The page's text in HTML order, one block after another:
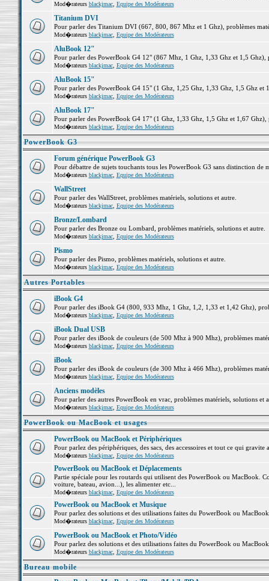
Mod�rateurs blackjmac, Equipe des Modérateurs
Titanium DVI
Pour parler des Titanium DVI (667, 800, 867 Mhz et 1 Ghz), problèmes
Mod�rateurs blackjmac, Equipe des Modérateurs
AluBook 12"
Pour parler des PowerBook G4 12" (867 Mhz, 1 Ghz, 1,33 Ghz et 1,5 Ghz),
Mod�rateurs blackjmac, Equipe des Modérateurs
AluBook 15"
Pour parler des PowerBook G4 15" (1 Ghz, 1,25 Ghz, 1,33 Ghz, 1,5 Ghz et
Mod�rateurs blackjmac, Equipe des Modérateurs
AluBook 17"
Pour parler des PowerBook G4 17" (1 Ghz, 1,33 Ghz, 1,5 Ghz et 1,67 Ghz),
Mod�rateurs blackjmac, Equipe des Modérateurs
PowerBook G3
Forum générique PowerBook G3
Pour débattre de sujets touchants tous les PowerBook G3 sans distinction de
Mod�rateurs blackjmac, Equipe des Modérateurs
WallStreet
Pour parler des WallStreet, problèmes matériels, solutions et autre.
Mod�rateurs blackjmac, Equipe des Modérateurs
Bronze/Lombard
Pour parler des Bronze ou Lombard, problèmes matériels, solutions et autre.
Mod�rateurs blackjmac, Equipe des Modérateurs
Pismo
Pour parler des Pismo, problèmes matériels, solutions et autre.
Mod�rateurs blackjmac, Equipe des Modérateurs
Autres Portables
iBook G4
Pour parler des iBook G4 (800, 933 Mhz, 1 Ghz, 1,2, 1,33 et 1,42 Ghz),
Mod�rateurs blackjmac, Equipe des Modérateurs
iBook Dual USB
Pour parler des iBook de couleurs (de 500 Mhz à 900 Mhz), problèmes
Mod�rateurs blackjmac, Equipe des Modérateurs
iBook
Pour parler des iBook de couleurs (de 300 Mhz à 466 Mhz), problèmes
Mod�rateurs blackjmac, Equipe des Modérateurs
Anciens modèles
Pour parler des autres PowerBook en vrac, problèmes matériels, solutions et
Mod�rateurs blackjmac, Equipe des Modérateurs
PowerBook ou MacBook et usages
PowerBook ou MacBook et Périphériques
Pour parlez des périphériques, des sacs, des accessoires et tout ce qui
Mod�rateurs blackjmac, Equipe des Modérateurs
PowerBook ou MacBook et Déplacements
Partie spéciale pour les routards qui utilisent des PowerBook ou MacBook.
voiture, bateau, avion...), les alimenter etc...
Mod�rateurs blackjmac, Equipe des Modérateurs
PowerBook ou MacBook et Musique
Pour parlez des solutions et des utilisations faites du PowerBook ou
Mod�rateurs blackjmac, Equipe des Modérateurs
PowerBook ou MacBook et Photo/Vidéo
Pour parlez des solutions et des utilisations faites du PowerBook ou
Mod�rateurs blackjmac, Equipe des Modérateurs
Bureau mobile